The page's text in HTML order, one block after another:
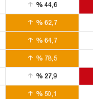
%44,6
%62,7
%64,7
%78,5
%27,9
%50,1